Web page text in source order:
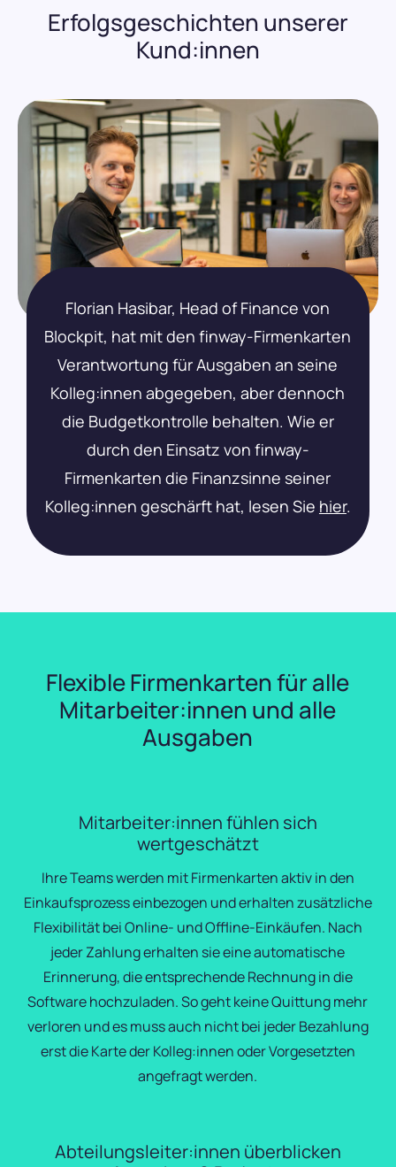
Erfolgsgeschichten unserer
Kund:innen
Florian Hasibar, Head of Finance von
Blockpit, hat mit den finway-Firmenkarten
Verantwortung für Ausgaben an seine
Kolleg:innen abgegeben, aber dennoch
die Budgetkontrolle behalten. Wie er
durch den Einsatz von finway-
Firmenkarten die Finanzsinne seiner
Kolleg:innen geschärft hat, lesen Sie hier.
Flexible Firmenkarten für alle
Mitarbeiter:innen und alle
Ausgaben
Mitarbeiter:innen fühlen sich
wertgeschätzt
Ihre Teams werden mit Firmenkarten aktiv in den
Einkaufsprozess einbezogen und erhalten zusätzliche
Flexibilität bei Online- und Offline-Einkäufen. Nach
jeder Zahlung erhalten sie eine automatische
Erinnerung, die entsprechende Rechnung in die
Software hochzuladen. So geht keine Quittung mehr
verloren und es muss auch nicht bei jeder Bezahlung
erst die Karte der Kolleg:innen oder Vorgesetzten
angefragt werden.
Abteilungsleiter:innen überblicken